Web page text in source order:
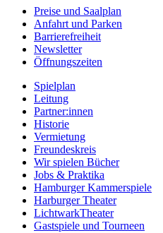
Preise und Saalplan
Anfahrt und Parken
Barrierefreiheit
Newsletter
Öffnungszeiten
Spielplan
Leitung
Partner:innen
Historie
Vermietung
Freundeskreis
Wir spielen Bücher
Jobs & Praktika
Hamburger Kammerspiele
Harburger Theater
LichtwarkTheater
Gastspiele und Tourneen